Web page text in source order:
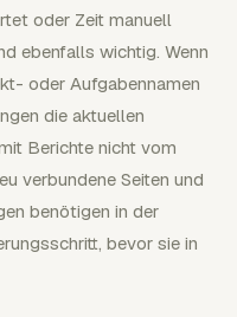
oder Zeit manuell
ebenfalls wichtig. Wenn
oder Aufgabennamen
die aktuellen
Berichte nicht vom
verbundene Seiten und
benötigen in der
bevor sie in